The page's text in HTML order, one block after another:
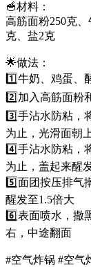
🥣材料：
高筋面粉250克
克、盐2克
🌟做法：
1️⃣牛奶、鸡蛋、
2️⃣加入高筋面粉
3️⃣手沾水防粘，
为止，光滑面朝
4️⃣手沾水防粘，
为止，盖起来醒
5️⃣面团按压排气
醒发至1.5倍大
6️⃣表面喷水，撒
右，中途翻面
#空气炸锅 #空气